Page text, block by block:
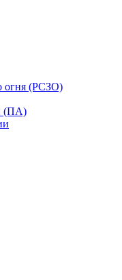
огня (РСЗО)
(ПА)